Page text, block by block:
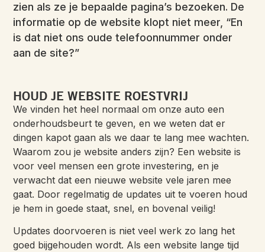
zien als ze je bepaalde pagina’s bezoeken. De
informatie op de website klopt niet meer, “En
is dat niet ons oude telefoonnummer onder
aan de site?”
HOUD JE WEBSITE ROESTVRIJ
We vinden het heel normaal om onze auto een
onderhoudsbeurt te geven, en we weten dat er
dingen kapot gaan als we daar te lang mee wachten.
Waarom zou je website anders zijn? Een website is
voor veel mensen een grote investering, en je
verwacht dat een nieuwe website vele jaren mee
gaat. Door regelmatig de updates uit te voeren houd
je hem in goede staat, snel, en bovenal veilig!
Updates doorvoeren is niet veel werk zo lang het
goed bijgehouden wordt. Als een website lange tijd